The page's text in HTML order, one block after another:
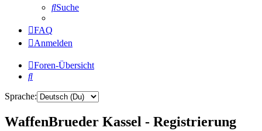
Suche
FAQ
Anmelden
Foren-Übersicht
Suche
Sprache:
WaffenBrueder Kassel - Registrierung